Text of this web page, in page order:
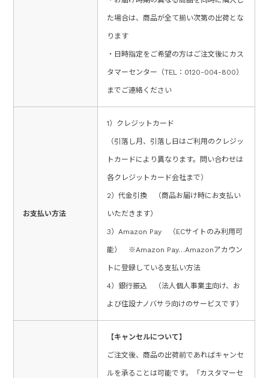
た場合は、商品が全て揃い次第の出荷とな
ります
・日時指定をご希望の方はご注文後にカス
タマーセンター（TEL：0120-004-800）
までご連絡ください
お支払い方法
1）クレジットカード
（引落し月、引落し日はご利用のクレジッ
トカードにより異なります。問い合わせは
各クレジットカード会社まで）
2）代金引換 （商品お届け時にお支払い
いただきます）
3）Amazon Pay （ECサイトのみ利用可
能） ※Amazon Pay…Amazonアカウン
トに登録している支払い方法
4）銀行振込 （法人個人事業主向け、お
よび住設ナノバサラ向けのサービスです）
【キャンセルについて】
ご注文後、商品の出荷前であればキャンセ
ルを承ることは可能です。「カスタマーセ